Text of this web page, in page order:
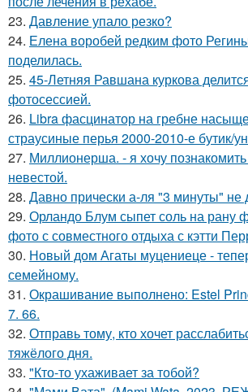
23. Давление упало резко?
24. Елена воробей редким фото
поделилась.
25. 45-Летняя Равшана куркова
фотосессией.
26. Libra фасцинатор на гребне
страусиные перья 2000-2010-е бутик/
27. Миллионерша. - я хочу
невестой.
28. Давно прически а-ля "3 минуты"
29. Орландо Блум сыпет соль на рану
фото с совместного отдыха с кэтти
30. Новый дом Агаты муцениеце -
семейному.
31. Окрашивание выполнено: Estel
7. 66.
32. Отправь тому, кто хочет
тяжёлого дня.
33. "Кто-то ухаживает за тобой?